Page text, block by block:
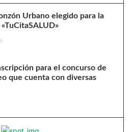
Urbano elegido para la
para el concurso de
que cuenta con diversas